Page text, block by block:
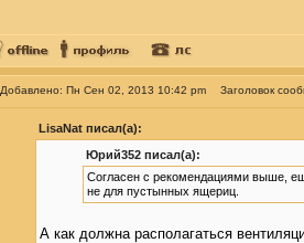
Добавлено: Пн Сен 02, 2013 10:42 pm Заголовок
LisaNat писал(а):
Юрий352 писал(а):
Согласен с рекомендациями выше,
не для пустынных ящериц.
А как должна располагаться